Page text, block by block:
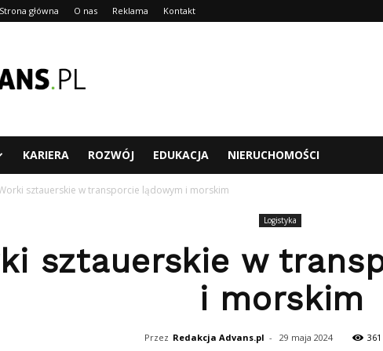
Strona główna O nas Reklama Kontakt
KARIERA ROZWÓJ EDUKACJA NIERUCHOMOŚCI
sztauerskie w transporcie lądowym i morskim
Logistyka
sztauerskie w
i morskim
Przez Redakcja Advans.pl - 29 maja 2024 361